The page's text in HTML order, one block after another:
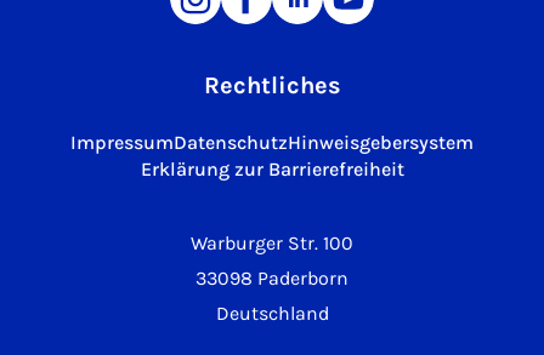
Warburger Str. 100
33098 Paderborn
Deutschland
Rechtliches
ImpressumDatenschutzHinweisgebersystem
Erklärung zur Barrierefreiheit